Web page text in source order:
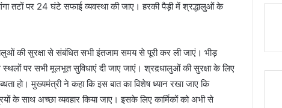
तटों पर 24 घंटे सफाई व्यवस्था की जाए। हरकी पैड़ी में श्रद्धालुओं के
की सुरक्षा से संबंधित सभी इंतजाम समय से पूरी कर ली जाएं। भीड़
स्थलों पर सभी मूलभूत सुविधाएं दी जाए जाएं। श्रद़धालुओं की सुरक्षा के लिए
हो। मुख्यमंत्री ने कहा कि इस बात का विशेष ध्यान रखा जाए कि
साथ अच्छा व्यवहार किया जाए। इसके लिए कार्मिकों को अभी से